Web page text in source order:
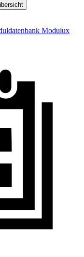
Modulux